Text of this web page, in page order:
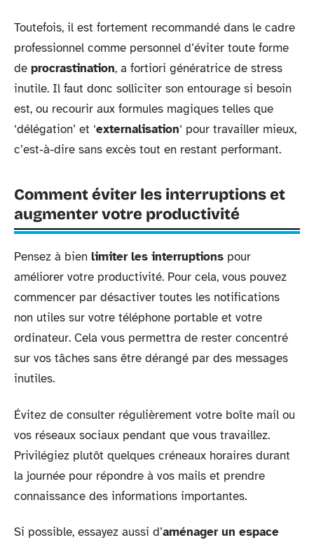
Toutefois, il est fortement recommandé dans le cadre
professionnel comme personnel d’éviter toute forme
de procrastination, a fortiori génératrice de stress
inutile. Il faut donc solliciter son entourage si besoin
est, ou recourir aux formules magiques telles que
‘délégation’ et ‘externalisation‘ pour travailler mieux,
c’est-à-dire sans excès tout en restant performant.
Comment éviter les interruptions et
augmenter votre productivité
Pensez à bien limiter les interruptions pour
améliorer votre productivité. Pour cela, vous pouvez
commencer par désactiver toutes les notifications
non utiles sur votre téléphone portable et votre
ordinateur. Cela vous permettra de rester concentré
sur vos tâches sans être dérangé par des messages
inutiles.
Évitez de consulter régulièrement votre boîte mail ou
vos réseaux sociaux pendant que vous travaillez.
Privilégiez plutôt quelques créneaux horaires durant
la journée pour répondre à vos mails et prendre
connaissance des informations importantes.
Si possible, essayez aussi d’aménager un espace